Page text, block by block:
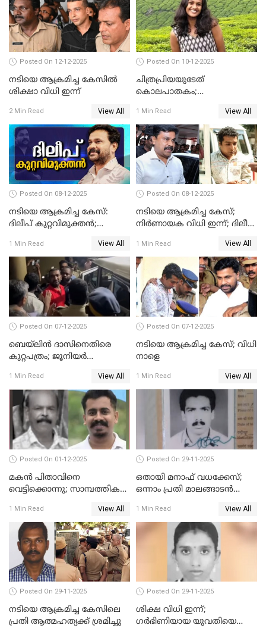
Posted On 12-12-2025
നടിയെ ആക്രമിച്ച കേസിൽ
ശിക്ഷാ വിധി ഇന്ന്
2 Min Read View All
Posted On 10-12-2025
ചിത്രപ്രിയയുടേത്
കൊലപാതകം;
സമ്മതിച്ചെന്ന് പൊലീസ്
1 Min Read View All
Posted On 08-12-2025
നടിയെ ആക്രമിച്ച കേസ്:
ദിലീപ് കുറ്റവിമുക്തന്‍;
പ്രതികള്‍ കുറ്റക്കാര്‍;
ശിക്ഷവിധി 12 ന്
1 Min Read View All
Posted On 08-12-2025
നടിയെ ആക്രമിച്ച കേസ്;
നിർണായക വിധി ഇന്ന്; ദിലീപ്
1 Min Read View All
Posted On 07-12-2025
ബെയ്‌ലിന്‍ ദാസിനെതിരെ
കുറ്റപത്രം; ജൂനിയർ
മർദിച്ച കേസ്
1 Min Read View All
Posted On 07-12-2025
നടിയെ ആക്രമിച്ച കേസ്; വിധി
നാളെ
1 Min Read View All
Posted On 01-12-2025
മകൻ പിതാവിനെ
വെട്ടിക്കൊന്നു; സാമ്പത്തിക
1 Min Read View All
Posted On 29-11-2025
ഒതായി മനാഫ് വധക്കേസ്;
ഒന്നാം പ്രതി മാലങ്ങാടൻ
ഒരു ലക്ഷം രൂപ പിഴ
1 Min Read View All
Posted On 29-11-2025
നടിയെ ആക്രമിച്ച കേസിലെ
പ്രതി ആത്മഹത്യക്ക് ശ്രമിച്ചു
Posted On 29-11-2025
ശിക്ഷ വിധി ഇന്ന്;
ഗർഭിണിയായ യുവതിയെ